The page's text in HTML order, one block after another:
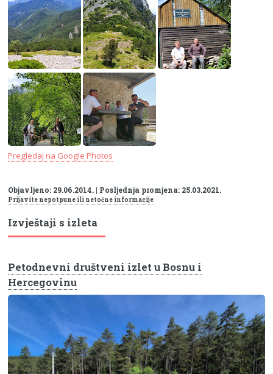
Pregledaj na Google Photos
Objavljeno: 29.06.2014. | Posljednja promjena: 25.03.2021.
Prijavite nepotpune ili netočne informacije
Izvještaji s izleta
Petodnevni društveni izlet u Bosnu i
Hercegovinu